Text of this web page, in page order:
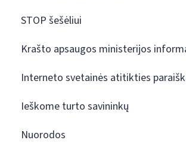
STOP šešėliui
Krašto apsaugos ministerijos
Interneto svetainės atitikties
Ieškome turto savininkų
Nuorodos